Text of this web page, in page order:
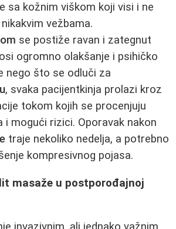
sa kožnim viškom koji visi i ne
vežbama.
se postiže ravan i zategnut
ogromno olakšanje i psihičko
nego što se odluči za
, svaka pacijentkinja prolazi kroz
tokom kojih se procenjuju
i mogući rizici. Oporavak nakon
traje nekoliko nedelja, a potrebno
kompresivnog pojasa.
masaže u postporođajnoj